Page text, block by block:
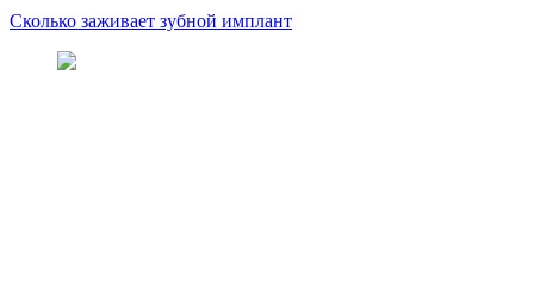
Сколько заживает зубной имплант